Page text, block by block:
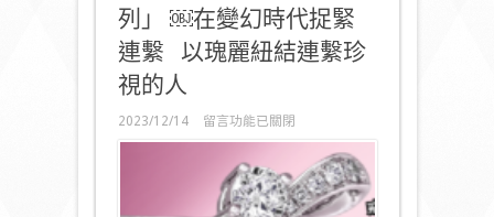
列」 ￼在變幻時代捉緊
連繫 以瑰麗紐結連繫珍
視的人
2023/12/14
在
〈Peonia
留言功能已關閉